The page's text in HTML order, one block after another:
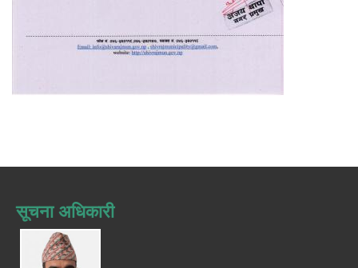
सूचना अधिकारी